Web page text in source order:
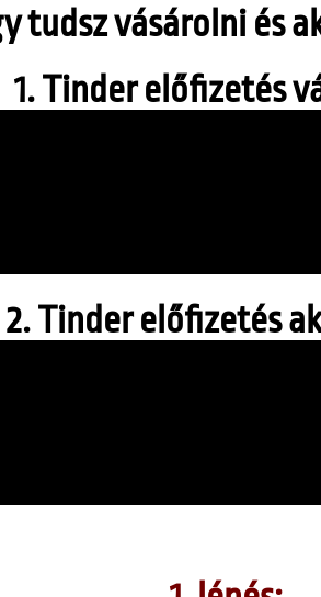
tudsz vásárolni és
1. Tinder előfizetés
2. Tinder előfizetés